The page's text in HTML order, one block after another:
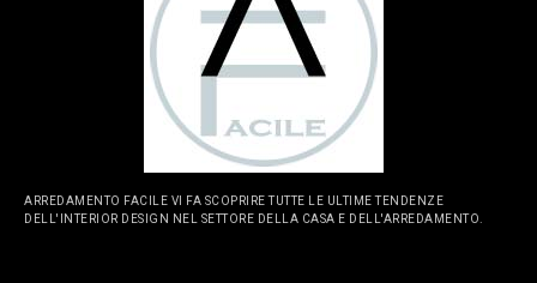
ARREDAMENTO FACILE VI FA SCOPRIRE TUTTE LE ULTIME TENDENZE
DELL'INTERIOR DESIGN NEL SETTORE DELLA CASA E DELL'ARREDAMENTO.